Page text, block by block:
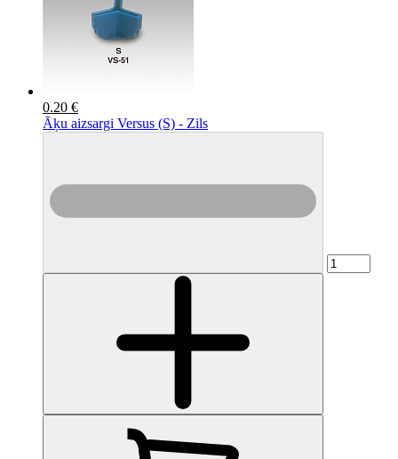
0.20 €
Āķu aizsargi Versus (S) - Zils